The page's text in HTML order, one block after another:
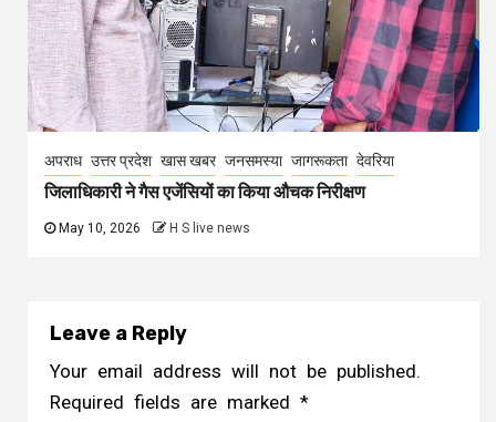
अपराध उत्तर प्रदेश खास खबर जनसमस्या जागरूकता देवरिया
जिलाधिकारी ने गैस एजेंसियों का किया औचक निरीक्षण
May 10, 2026 H S live news
Leave a Reply
Your email address will not be published.
Required fields are marked *